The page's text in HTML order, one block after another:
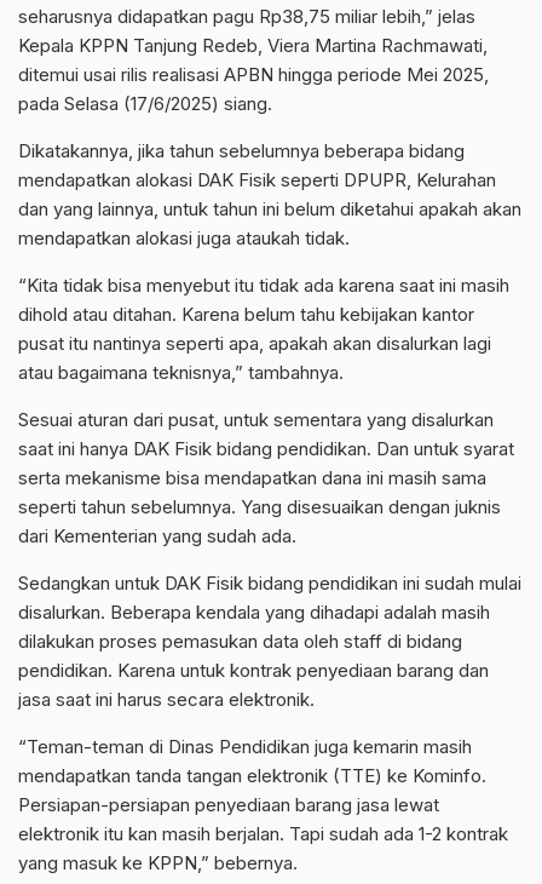
seharusnya didapatkan pagu Rp38,75 miliar lebih,” jelas
Kepala KPPN Tanjung Redeb, Viera Martina Rachmawati,
ditemui usai rilis realisasi APBN hingga periode Mei 2025,
pada Selasa (17/6/2025) siang.
Dikatakannya, jika tahun sebelumnya beberapa bidang
mendapatkan alokasi DAK Fisik seperti DPUPR, Kelurahan
dan yang lainnya, untuk tahun ini belum diketahui apakah akan
mendapatkan alokasi juga ataukah tidak.
“Kita tidak bisa menyebut itu tidak ada karena saat ini masih
dihold atau ditahan. Karena belum tahu kebijakan kantor
pusat itu nantinya seperti apa, apakah akan disalurkan lagi
atau bagaimana teknisnya,” tambahnya.
Sesuai aturan dari pusat, untuk sementara yang disalurkan
saat ini hanya DAK Fisik bidang pendidikan. Dan untuk syarat
serta mekanisme bisa mendapatkan dana ini masih sama
seperti tahun sebelumnya. Yang disesuaikan dengan juknis
dari Kementerian yang sudah ada.
Sedangkan untuk DAK Fisik bidang pendidikan ini sudah mulai
disalurkan. Beberapa kendala yang dihadapi adalah masih
dilakukan proses pemasukan data oleh staff di bidang
pendidikan. Karena untuk kontrak penyediaan barang dan
jasa saat ini harus secara elektronik.
“Teman-teman di Dinas Pendidikan juga kemarin masih
mendapatkan tanda tangan elektronik (TTE) ke Kominfo.
Persiapan-persiapan penyediaan barang jasa lewat
elektronik itu kan masih berjalan. Tapi sudah ada 1-2 kontrak
yang masuk ke KPPN,” bebernya.